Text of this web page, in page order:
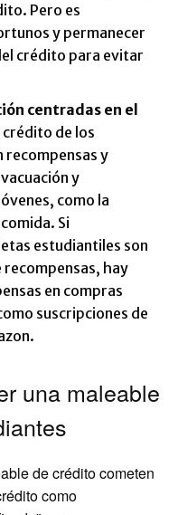
Pero es
y permanecer
crédito para evitar
centradas en el
de los
recompensas y
y
como la
Si
estudiantiles son
recompensas, hay
en compras
suscripciones de
una maleable
de crédito cometen
como